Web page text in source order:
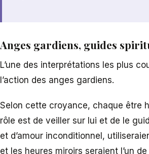
Anges gardiens, guides
L’une des interprétations les plus
l’action des anges gardiens.
Selon cette croyance, chaque être
rôle est de veiller sur lui et de le
et d’amour inconditionnel,
et les heures miroirs seraient l’un